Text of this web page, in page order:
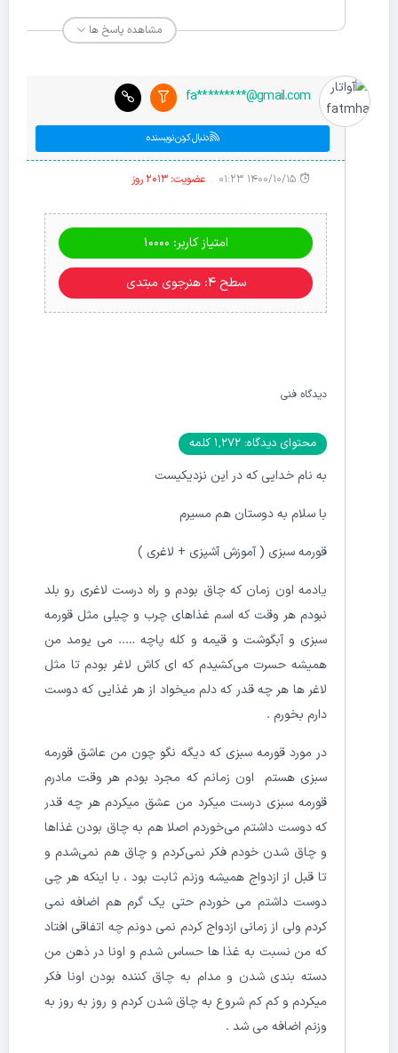
مشاهده پاسخ ها
fa*********@gmail.com
دنبال کردن نویسنده
عضویت: 2013 روز
امتیاز کاربر: 10000
سطح ۴: هنرجوی مبتدی
دیدگاه فنی
محتوای دیدگاه: 1,272 کلمه
به نام خدایی که در این نزدیکیست
با سلام به دوستان هم مسیرم
قورمه سبزی ( آموزش آشپزی + لاغری )
یادمه اون زمان که چاق بودم و راه درست لاغری رو بلد
نبودم هر وقت که اسم غذاهای چرب و چیلی مثل قورمه
سبزی و آبگوشت و قیمه و کله پاچه ….. می یومد من
همیشه حسرت می‌کشیدم که ای کاش لاغر بودم تا مثل
لاغر ها هر چه قدر که دلم میخواد از هر غذایی که دوست
دارم بخورم .
در مورد قورمه سبزی که دیگه نگو چون من عاشق قورمه
سبزی هستم اون زمانم که مجرد بودم هر وقت مادرم
قورمه سبزی درست میکرد من عشق میکردم هر چه قدر
که دوست داشتم می‌خوردم اصلا هم به چاق بودن غذاها
و چاق شدن خودم فکر نمی‌کردم و چاق هم نمی‌شدم و
تا قبل از ازدواج همیشه وزنم ثابت بود ، با اینکه هر چی
دوست داشتم می خوردم حتی یک گرم هم اضافه نمی
کردم ولی از زمانی ازدواج کردم نمی دونم چه اتفاقی افتاد
که من نسبت به غذا ها حساس شدم و اونا در ذهن من
دسته بندی شدن و مدام به چاق کننده بودن اونا فکر
میکردم و کم کم شروع به چاق شدن کردم و روز به روز به
وزنم اضافه می شد .